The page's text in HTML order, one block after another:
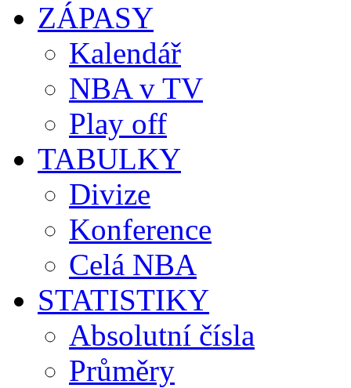
ZÁPASY
Kalendář
NBA v TV
Play off
TABULKY
Divize
Konference
Celá NBA
STATISTIKY
Absolutní čísla
Průměry